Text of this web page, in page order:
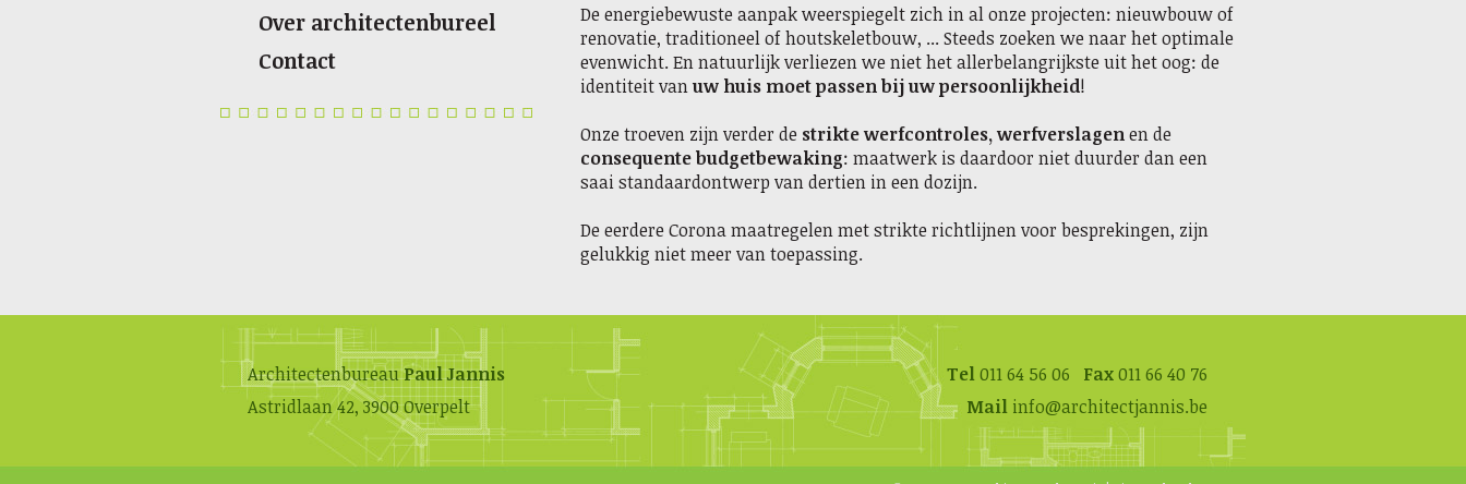
Over architectenbureel
Contact
De energiebewuste aanpak weerspiegelt zich in al onze projecten: nieuwbouw of
renovatie, traditioneel of houtskeletbouw, ... Steeds zoeken we naar het optimale
evenwicht. En natuurlijk verliezen we niet het allerbelangrijkste uit het oog: de
identiteit vanuw huis moet passen bij uw persoonlijkheid!
Onze troeven zijn verder de strikte werfcontroles,werfverslagenen de
consequente budgetbewaking: maatwerk is daardoor niet duurder dan een
saai standaardontwerp van dertien in een dozijn.
De eerdere Corona maatregelen met strikte richtlijnen voor besprekingen, zijn
gelukkig niet meer van toepassing.
ArchitectenbureauPaul Jannis
Astridlaan 42, 3900 Overpelt
Tel011 64 56 06 Fax011 66 40 76
Mail info@architectjannis.be